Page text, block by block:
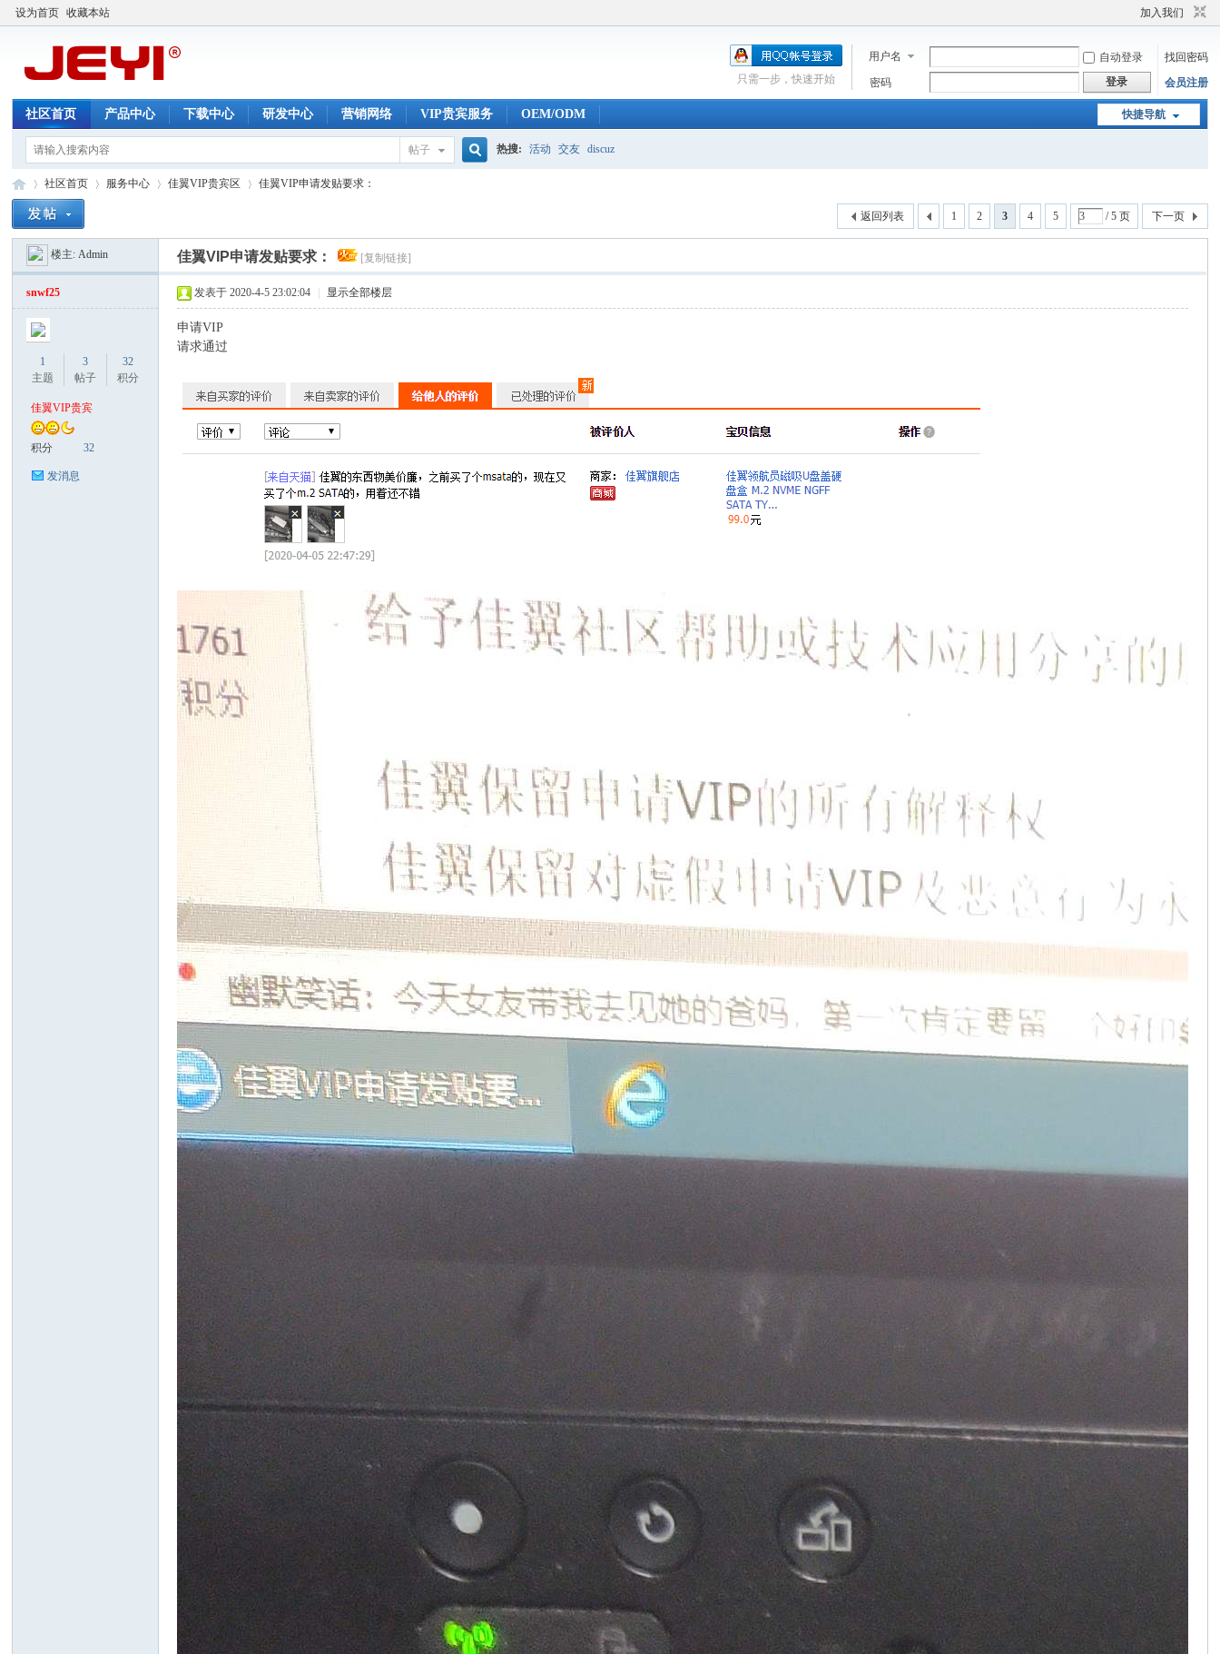
设为首页 收藏本站 加入我们
用户名 自动登录
找回密码
密码
登录 会员注册
只需一步，快速开始
快捷导航
社区首页 产品中心 下载中心 研发中心 营销网络 VIP贵宾服务 OEM/ODM
帖子 热搜: 活动 交友 discuz
»
社区首页
›
服务中心 佳翼VIP贵宾区
›
佳翼VIP申请发贴要求：
1 2 3 4 5 / 5 页 下一页
返回列表
楼主:Admin 佳翼VIP申请发贴要求： [复制链接]
snwf25
1
主题
3
帖子
32
积分
佳翼VIP贵宾
积分 32
发消息
发表于 2020-4-5 23:02:04 显示全部楼层
申请VIP
请求通过